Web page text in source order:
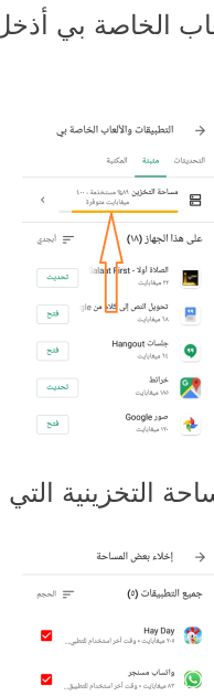
الخاصة بي أذخل
التخزينية